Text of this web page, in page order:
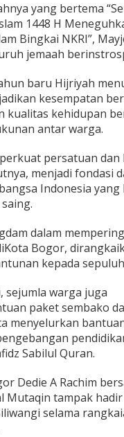
T
a
h
u
n
a
r
u
I
s
a
m
K
B
o
g
yang bertema
1448 H
Bingkai NKRI”,
jemaah
baru Hijriyah
kesempatan
kualitas kehidupan
antar warga.
persatuan dan
menjadi fondasi
Indonesia yang
dalam
Bogor,
kepada
sejumla warga juga
paket sembako
menyelurkan
Sabilul Quran.
Dedie A Rachim
Mutaqin tampak
selama